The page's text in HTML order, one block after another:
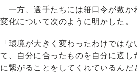
一方、選手たちには箝口令が敷か
変化について次のように明かした。
「環境が大きく変わったわけでは
て、自分に合ったものを自分に適
に繋がることをしてくれているんだ